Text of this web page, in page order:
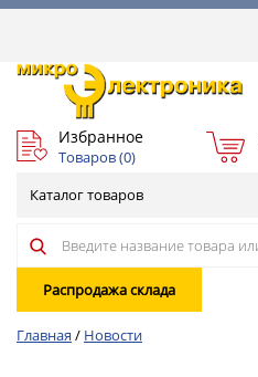
Избранное
Товаров (0)
Каталог товаров
Распродажа склада
Главная / Новости